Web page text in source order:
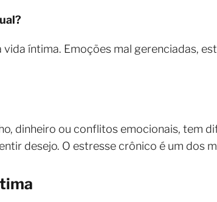
íntima. Emoções mal gerenciadas,
dinheiro ou conflitos emocionais, tem
desejo. O estresse crônico é um dos